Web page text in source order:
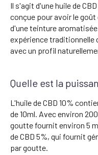
Il s'agit d'une huile de
conçue pour avoir le
d'une teinture
expérience traditionnelle
avec un profil
Quelle est la
L'huile de CBD 10%
de 10ml. Avec environ
goutte fournit environ 5
de CBD 5%, qui fournit
par goutte.